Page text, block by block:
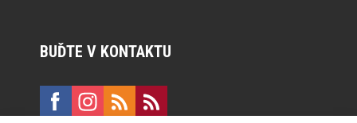
BUĎTE V KONTAKTU